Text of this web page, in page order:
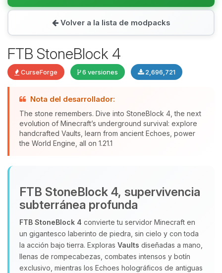
Volver a la lista de modpacks
FTB StoneBlock 4
CurseForge 6 versiones 2,696,721
Nota del desarrollador:
The stone remembers. Dive into StoneBlock 4, the next
evolution of Minecraft’s underground survival: explore
handcrafted Vaults, learn from ancient Echoes, power
the World Engine, all on 1.21.1
FTB StoneBlock 4, supervivencia
subterránea profunda
FTB StoneBlock 4 convierte tu servidor Minecraft en
un gigantesco laberinto de piedra, sin cielo y con toda
la acción bajo tierra. Exploras Vaults diseñadas a mano,
llenas de rompecabezas, combates intensos y botín
exclusivo, mientras los Echoes holográficos de antiguas
Yupi, por fin alguien con quien
hablar! Soy Choupy, tu pequeno
07/08/2026 08:54